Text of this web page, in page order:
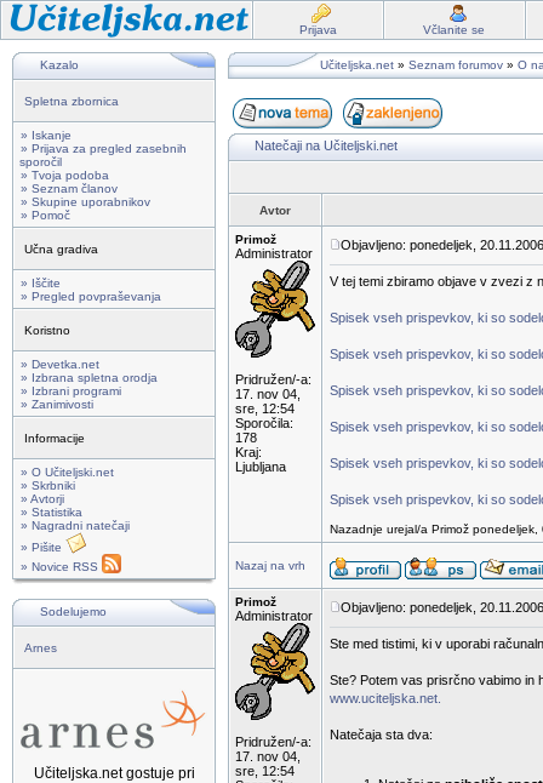
Prijava Včlanite se
Kazalo
Spletna zbornica
» Iskanje
» Prijava za pregled zasebnih
sporočil
» Tvoja podoba
» Seznam članov
» Skupine uporabnikov
» Pomoč
Učna gradiva
» Iščite
» Pregled povpraševanja
Koristno
» Devetka.net
» Izbrana spletna orodja
» Izbrani programi
» Zanimivosti
Informacije
» O Učiteljski.net
» Skrbniki
» Avtorji
» Statistika
» Nagradni natečaji
» Pišite
» Novice RSS
Sodelujemo
Arnes
Učiteljska.net gostuje pri
Učiteljska.net » Seznam forumov » O
Natečaji na Učiteljski.net
Avtor
Primož
Administrator
Pridružen/-a:
17. nov 04,
sre, 12:54
Sporočila:
178
Kraj:
Ljubljana
Objavljeno: ponedeljek,
V tej temi zbiramo objave v zvezi z
Spisek vseh prispevkov, ki so
Spisek vseh prispevkov, ki so
Spisek vseh prispevkov, ki so
Spisek vseh prispevkov, ki so
Spisek vseh prispevkov, ki so
Spisek vseh prispevkov, ki so
Nazadnje urejal/a Primož
Nazaj na vrh
Primož
Administrator
Pridružen/-a:
17. nov 04,
sre, 12:54
Objavljeno: ponedeljek,
Ste med tistimi, ki v uporabi
Ste? Potem vas prisrčno vabimo in
www.uciteljska.net.
Natečaja sta dva: